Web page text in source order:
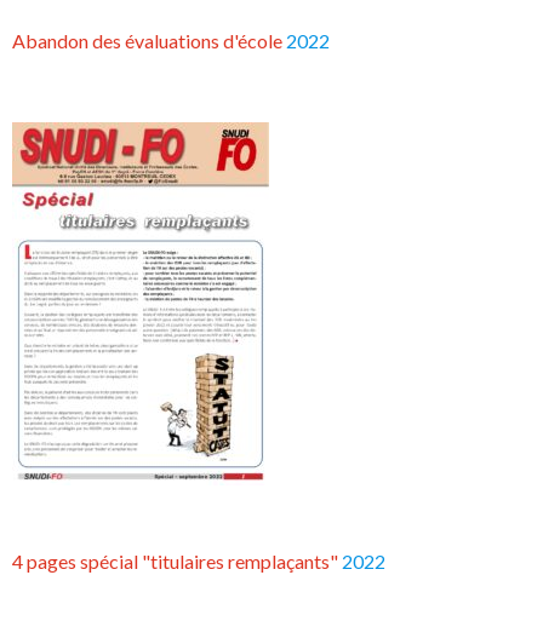
Abandon des évaluations d'école 2022
4 pages spécial "titulaires remplaçants" 2022